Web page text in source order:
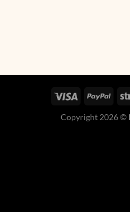
Copyright 2026 ©